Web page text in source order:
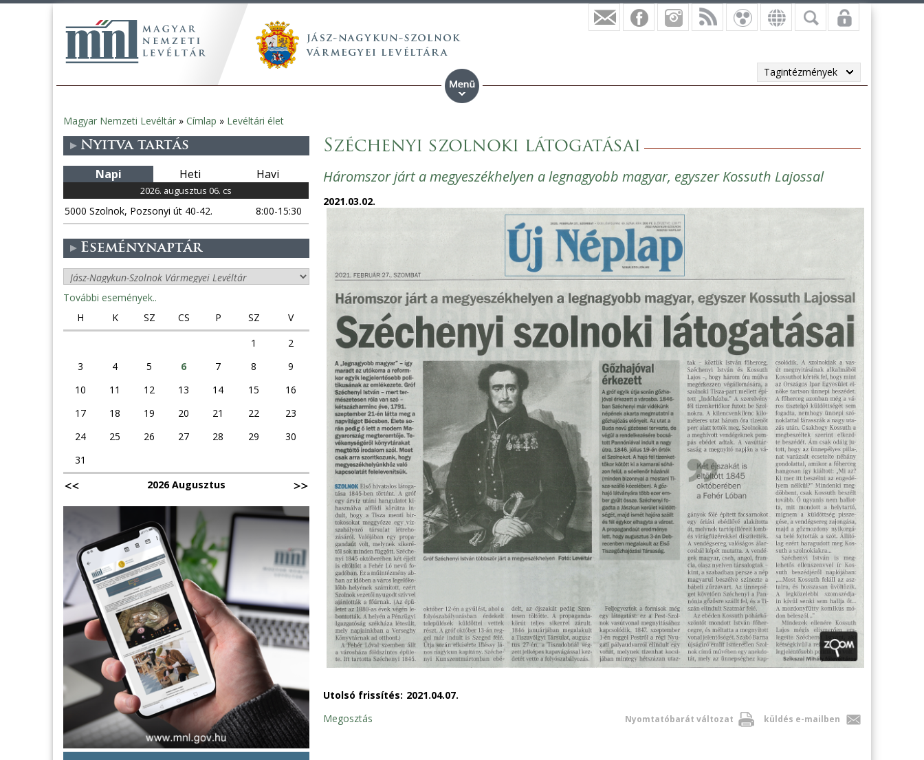
Tagintézmények
Jelenlegi
hely
Magyar Nemzeti Levéltár » Címlap » Levéltári élet
Széchenyi szolnoki látogatásai
Háromszor járt a megyeszékhelyen a legnagyobb magyar, egyszer Kossuth Lajossal
2021.03.02.
Utolsó frissítés: 2021.04.07.
Nyomtatóbarát változat küldés e-mailben
Megosztás
Nyitva tartás
Napi Heti Havi
2026. augusztus 06. cs
5000 Szolnok, Pozsonyi út 40-42. 8:00-15:30
Eseménynaptár
További események..
H
K SZ CS P SZ
V
1
2
3
4 5 6 7 8
9
10
11 12 13 14 15
16
17
18 19 20 21 22
23
24
25 26 27 28 29
30
31
2026 Augusztus